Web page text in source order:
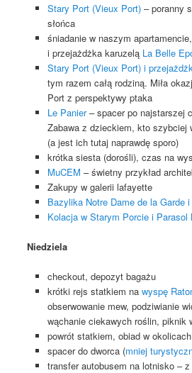
Stary Port (Vieux Port)– poranny
słońca
śniadanie w naszym
iprzejażdżka karuzelą La Belle
Stary Port (Vieux Port) i
tym razem całą rodziną. Miła
Port z perspektywy ptaka
Le Panier– spacer po najstarszej
Zabawa z dzieckiem, kto szybciej
(a jest ich tutaj naprawdę sporo)
krótka siesta (dorośli), czas na
MuCEM – świetny przykład
Zakupy w galerii lafayette
BazylikaNotre Dame de la Garde
Kolacja w Starym Porcie i Parasol
Niedziela
checkout, depozyt bagażu
krótki rejs statkiem na wyspę
obserwowanie mew, podziwianie
wąchanie ciekawych roślin, piknik
powrót statkiem, obiad w
spacer do dworca (mniej
transfer autobusem na lotnisko – z